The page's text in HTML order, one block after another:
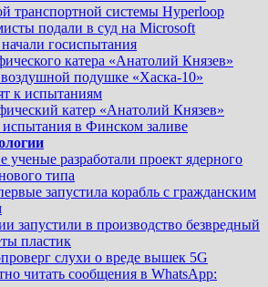
транспортной системы Hyperloop
подали в суд на Microsoft
госиспытания
катера «Анатолий Князев»
подушке «Хаска-10»
к испытаниям
катер «Анатолий Князев»
в Финском заливе
ученые разработали проект ядерного
типа
запустила корабль с гражданским
запустили в производство безвредный
пластик
слухи о вреде вышек 5G
читать сообщения в WhatsApp: